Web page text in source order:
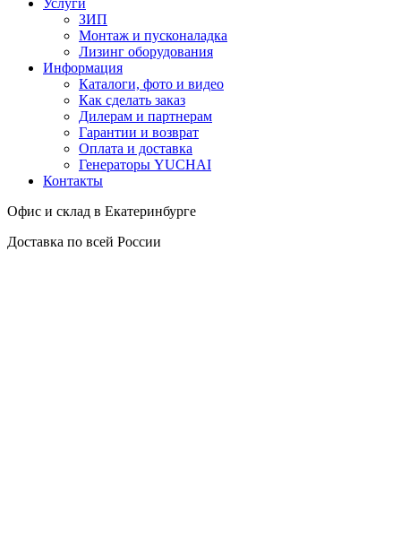
Услуги
ЗИП
Монтаж и пусконаладка
Лизинг оборудования
Информация
Каталоги, фото и видео
Как сделать заказ
Дилерам и партнерам
Гарантии и возврат
Оплата и доставка
Генераторы YUCHAI
Контакты
Офис и склад в Екатеринбурге
Доставка по всей России